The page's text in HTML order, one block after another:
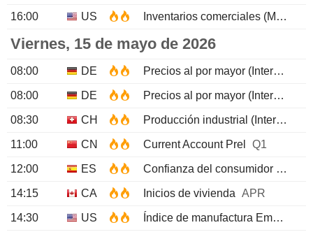
16:00 US Inventarios comerciales (Mensual)
Viernes, 15 de mayo de 2026
08:00 DE Precios al por mayor (Interanual)
08:00 DE Precios al por mayor (Interanual)
08:30 CH Producción industrial (Interanual)
11:00 CN Current Account Prel Q1
12:00 ES Confianza del consumidorAPR
14:15 CA Inicios de vivienda APR
14:30 US Índice de manufactura Empire State NY